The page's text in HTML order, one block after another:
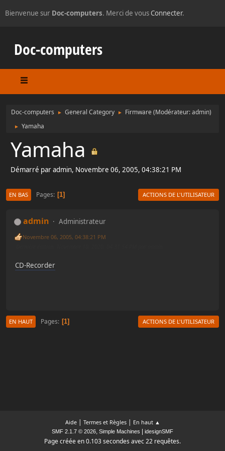
Bienvenue sur Doc-computers. Merci de vousConnecter.
Doc-computers
Doc-computers ► General Category ► Firmware (Modérateur:admin)
► Yamaha
Yamaha
Démarré par admin, Novembre 06, 2005, 04:38:21 PM
EN BAS Pages 1 ACTIONS DE L'UTILISATEUR
admin Administrateur
Novembre 06, 2005, 04:38:21 PM
CD-Recorder
EN HAUT Pages 1 ACTIONS DE L'UTILISATEUR
Aide| Termes et Règles| En haut ▲
SMF 2.1.7 © 2026, Simple Machines idesignSMF
Page créée en 0.103 secondes avec 22 requêtes.